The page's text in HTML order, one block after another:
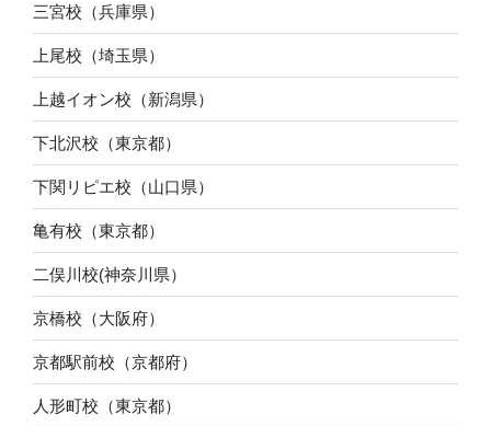
三宮校（兵庫県）
上尾校（埼玉県）
上越イオン校（新潟県）
下北沢校（東京都）
下関リピエ校（山口県）
亀有校（東京都）
二俣川校(神奈川県）
京橋校（大阪府）
京都駅前校（京都府）
人形町校（東京都）